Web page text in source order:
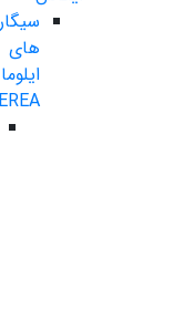
سیگار
های
ایلوما